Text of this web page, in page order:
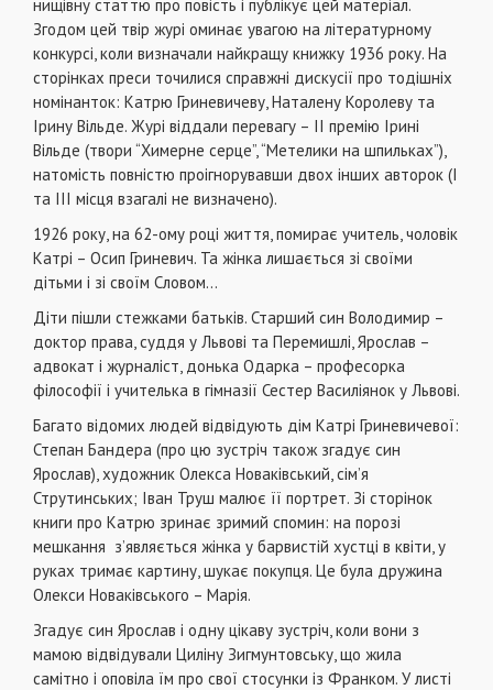
нищівну статтю про повість і публікує цей матеріал.
Згодом цей твір журі оминає увагою на літературному
конкурсі, коли визначали найкращу книжку 1936 року. На
сторінках преси точилися справжні дискусії про тодішніх
номінанток: Катрю Гриневичеву, Наталену Королеву та
Ірину Вільде. Журі віддали перевагу – ІІ премію Ірині
Вільде (твори “Химерне серце”, “Метелики на шпильках”),
натомість повністю проігнорувавши двох інших авторок (І
та ІІІ місця взагалі не визначено).
1926 року, на 62-ому році життя, помирає учитель, чоловік
Катрі – Осип Гриневич. Та жінка лишається зі своїми
дітьми і зі своїм Словом…
Діти пішли стежками батьків. Старший син Володимир –
доктор права, суддя у Львові та Перемишлі, Ярослав –
адвокат і журналіст, донька Одарка – професорка
філософії і учителька в гімназії Сестер Василіянок у Львові.
Багато відомих людей відвідують дім Катрі Гриневичевої:
Степан Бандера (про цю зустріч також згадує син
Ярослав), художник Олекса Новаківський, сім’я
Струтинських; Іван Труш малює її портрет. Зі сторінок
книги про Катрю зринає зримий спомин: на порозі
мешкання з’являється жінка у барвистій хустці в квіти, у
руках тримає картину, шукає покупця. Це була дружина
Олекси Новаківського – Марія.
Згадує син Ярослав і одну цікаву зустріч, коли вони з
мамою відвідували Циліну Зигмунтовську, що жила
самітно і оповіла їм про свої стосунки із Франком. У листі